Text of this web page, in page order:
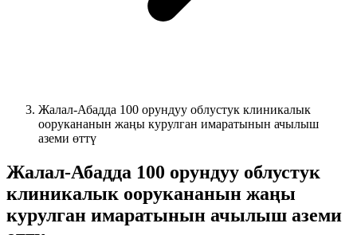
Жалал-Абадда 100 орундуу облустук клиникалык
оорукананын жаңы курулган имаратынын ачылыш
аземи өттү
Жалал-Абадда 100 орундуу облустук
клиникалык оорукананын жаңы
курулган имаратынын ачылыш аземи